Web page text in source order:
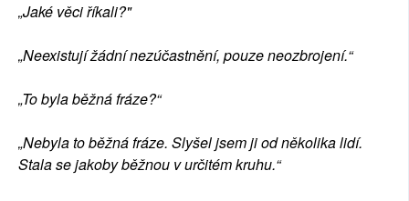
„Jaké věci říkali?"
„Neexistují žádní nezúčastnění, pouze neozbrojení.“
„To byla běžná fráze?“
„Nebyla to běžná fráze. Slyšel jsem ji od několika lidí.
Stala se jakoby běžnou v určitém kruhu.“